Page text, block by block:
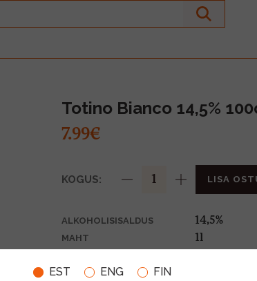
EST ENG FIN
Totino Bianco 14,5%
7.99€
KOGUS: LISA
ALKOHOLISISALDUS 14,5%
MAHT 1l
TOOTE LIIK